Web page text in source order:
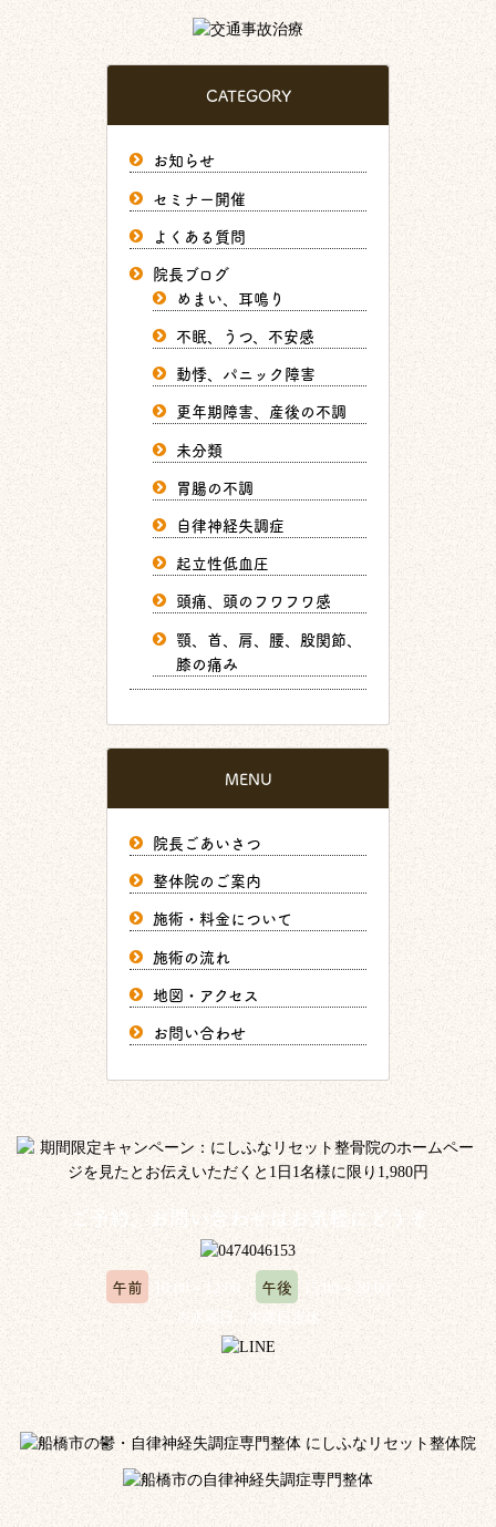
CATEGORY
お知らせ
セミナー開催
よくある質問
院長ブログ
めまい、耳鳴り
不眠、うつ、不安感
動悸、パニック障害
更年期障害、産後の不調
未分類
胃腸の不調
自律神経失調症
起立性低血圧
頭痛、頭のフワフワ感
顎、首、肩、腰、股関節、
膝の痛み
MENU
院長ごあいさつ
整体院のご案内
施術・料金について
施術の流れ
地図・アクセス
お問い合わせ
ご予約、お問い合わせはお気軽にどうぞ
午前 10:00～12:00 午後
15:00～20:00
※水曜日、木曜日定休